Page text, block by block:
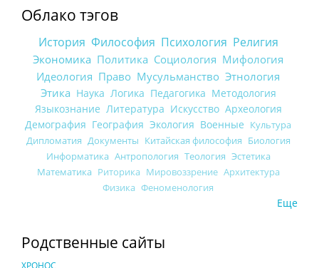
Облако тэгов
История Философия Психология Религия
Экономика Политика Социология Мифология
Идеология Право Мусульманство Этнология
Этика Наука Логика Педагогика Методология
Языкознание Литература Искусство Археология
Демография География Экология Военные Культура
Дипломатия Документы Китайская философия Биология
Информатика Антропология Теология Эстетика
Математика Риторика Мировоззрение Архитектура
Физика Феноменология
Еще
Родственные сайты
ХРОНОС